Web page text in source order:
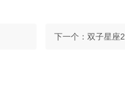
下一个： 双子星座2